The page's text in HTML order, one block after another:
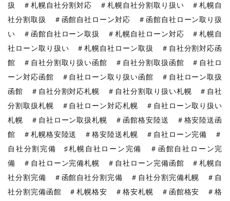
扱 ＃札幌自社分割対応 ＃札幌自社分割取り扱い ＃札幌自
社分割取扱 ＃函館自社ローン対応 ＃函館自社ローン取り扱
い ＃函館自社ローン取扱 ＃札幌自社ローン対応 ＃札幌自
社ローン取り扱い ＃札幌自社ローン取扱 ＃自社分割対応函
館 ＃自社分割取り扱い函館 ＃自社分割取扱函館 ＃自社ロ
ーン対応函館 ＃自社ローン取り扱い函館 ＃自社ローン取扱
函館 ＃自社分割対応札幌 ＃自社分割取り扱い札幌 ＃自社
分割取扱札幌 ＃自社ローン対応札幌 ＃自社ローン取り扱い
札幌 ＃自社ローン取扱札幌 ＃函館格安陸送 ＃格安陸送函
館 ＃札幌格安陸送 ＃格安陸送札幌 ＃自社ローン完備 ＃
自社分割完備 ♯札幌自社ローン完備 ＃函館自社ローン完
備 ＃自社ローン完備札幌 ＃自社ローン完備函館 ＃札幌自
社分割完備 ＃函館自社分割完備 ＃自社分割完備札幌 ＃自
社分割完備函館 ＃札幌格安 ＃格安札幌 ＃函館格安 ＃格